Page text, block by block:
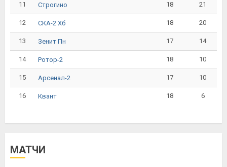
11 Строгино 18 21
12 СКА-2 Хб 18 20
13 Зенит Пн 17 14
14 Ротор-2 18 10
15 Арсенал-2 17 10
16 Квант 18 6
МАТЧИ